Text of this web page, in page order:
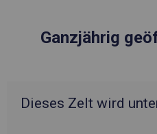
Ganzjährig
Dieses Zelt wird